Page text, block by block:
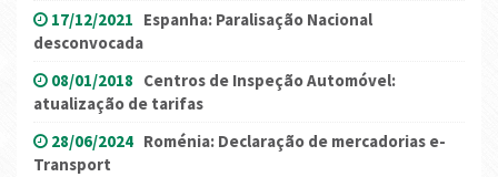
17/12/2021 Espanha: Paralisação Nacional
desconvocada
08/01/2018 Centros de Inspeção Automóvel:
atualização de tarifas
28/06/2024 Roménia: Declaração de mercadorias e-
Transport